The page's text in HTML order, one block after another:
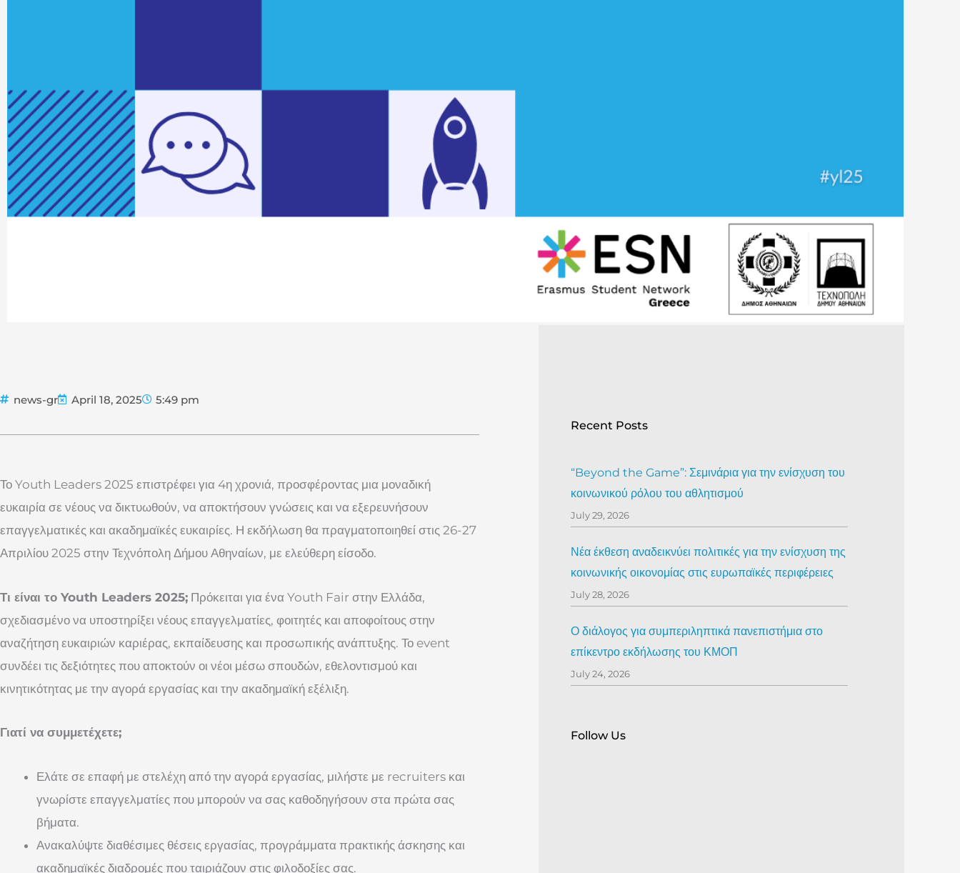
news-gr April 18, 2025 5:49 pm
Το Youth Leaders 2025 επιστρέφει για 4η χρονιά, προσφέροντας μια μοναδική
ευκαιρία σε νέους να δικτυωθούν, να αποκτήσουν γνώσεις και να εξερευνήσουν
επαγγελματικές και ακαδημαϊκές ευκαιρίες. Η εκδήλωση θα πραγματοποιηθεί στις 26-27
Απριλίου 2025 στην Τεχνόπολη Δήμου Αθηναίων, με ελεύθερη είσοδο.
Τι είναι το Youth Leaders 2025; Πρόκειται για ένα Youth Fair στην Ελλάδα,
σχεδιασμένο να υποστηρίξει νέους επαγγελματίες, φοιτητές και αποφοίτους στην
αναζήτηση ευκαιριών καριέρας, εκπαίδευσης και προσωπικής ανάπτυξης. Το event
συνδέει τις δεξιότητες που αποκτούν οι νέοι μέσω σπουδών, εθελοντισμού και
κινητικότητας με την αγορά εργασίας και την ακαδημαϊκή εξέλιξη.
Γιατί να συμμετέχετε;
Ελάτε σε επαφή με στελέχη από την αγορά εργασίας, μιλήστε με recruiters και
γνωρίστε επαγγελματίες που μπορούν να σας καθοδηγήσουν στα πρώτα σας
βήματα.
Ανακαλύψτε διαθέσιμες θέσεις εργασίας, προγράμματα πρακτικής άσκησης και
ακαδημαϊκές διαδρομές που ταιριάζουν στις φιλοδοξίες σας.
Recent Posts
“Beyond the Game”: Σεμινάρια για την ενίσχυση του
κοινωνικού ρόλου του αθλητισμού
July 29, 2026
Νέα έκθεση αναδεικνύει πολιτικές για την ενίσχυση της
κοινωνικής οικονομίας στις ευρωπαϊκές περιφέρειες
July 28, 2026
Ο διάλογος για συμπεριληπτικά πανεπιστήμια στο
επίκεντρο εκδήλωσης του ΚΜΟΠ
July 24, 2026
Follow Us